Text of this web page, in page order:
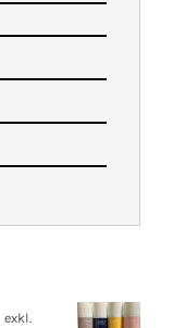
exkl.